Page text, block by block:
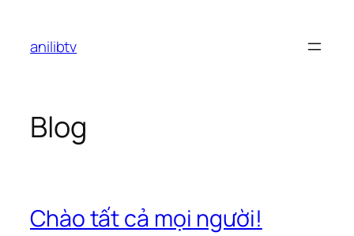
phầnanilibtv
Blog
Chào tất cả mọi người!